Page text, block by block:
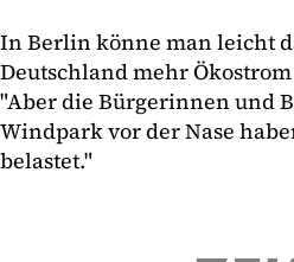
In Berlin könne man leicht
Deutschland mehr
"Aber die Bürgerinnen und
Windpark vor der Nase
belastet."